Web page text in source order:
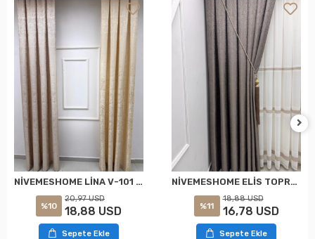
NİVEMESHOME LİNA V-101 KREM 1/3 PİLELİ FON PERDE
%10
20,97 USD
18,88 USD
Sepete Ekle
NİVEMESHOME ELİS TOPRAK FON PERDE 1/3 SIK PİLELİ PERDE APM
%11
18,88 USD
16,78 USD
Sepete Ekle